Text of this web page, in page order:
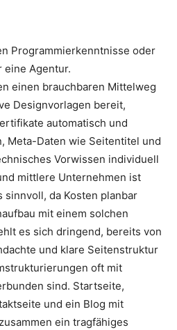
Programmierkenntnisse oder
Agentur.
einen brauchbaren Mittelweg
Designvorlagen bereit,
automatisch und
Meta-Daten wie Seitentitel und
Vorwissen individuell
mittlere Unternehmen ist
da Kosten planbar
mit einem solchen
es sich dringend, bereits von
und klare Seitenstruktur
oft mit
sind. Startseite,
und ein Blog mit
ein tragfähiges